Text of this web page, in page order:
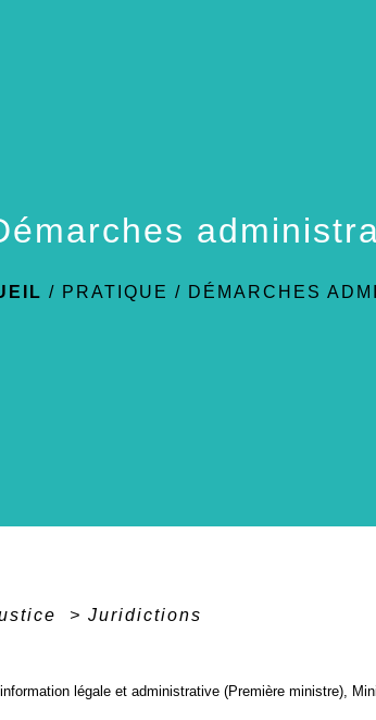
/ PRATIQUE / DÉMARCHES
> Juridictions
légale et administrative (Première ministre),